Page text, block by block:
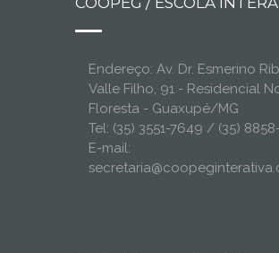
Endereço: Av. Dr. Esmerino
Valle Filho, 91 - Residencial
Floresta - Guaxupé/MG
Tel: (35) 3551-7649 / (35)
E-mail: